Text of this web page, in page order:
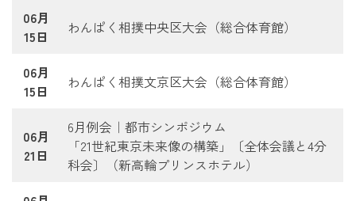
06月
15日
わんぱく相撲中央区大会（総合体育館）
06月
15日
わんぱく相撲文京区大会（総合体育館）
06月
21日
6月例会｜都市シンポジウム
「21世紀東京未来像の構築」〔全体会議と4分
科会〕（新高輪プリンスホテル）